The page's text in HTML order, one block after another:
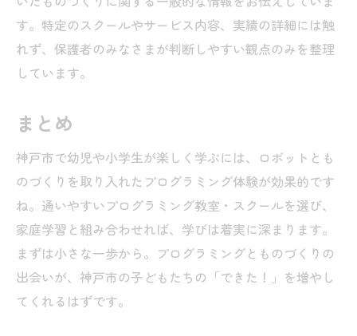
す。特定のスクールやサービス内容、実績の詳細には触
れず、保護者のみなさまが判断しやすい観点のみを整理
しています。
まとめ
神戸市で幼児や小学生が楽しく学ぶには、ロボットとも
のづくりを取り入れたプログラミング体験が効果的です
ね。通いやすいプログラミング教室・スクールを選び、
家庭学習と組み合わせれば、学びは着実に深まります。
まずは小さな一歩から。プログラミングとものづくりの
出会いが、神戸市の子どもたちの「できた！」を増やし
てくれるはずです。